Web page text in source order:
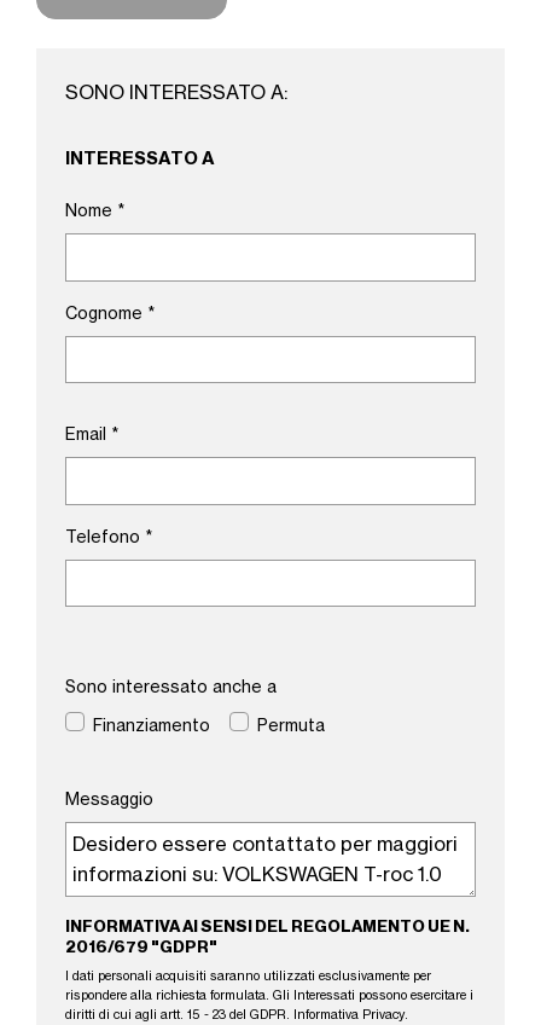
SONO INTERESSATO A:
INTERESSATO A
Nome *
Cognome *
Email *
Telefono *
Sono interessato anche a
Finanziamento
Permuta
Messaggio
INFORMATIVA AI SENSI DEL REGOLAMENTO UE N.
2016/679 "GDPR"
I dati personali acquisiti saranno utilizzati esclusivamente per
rispondere alla richiesta formulata. Gli Interessati possono esercitare i
diritti di cui agli artt. 15 - 23 del GDPR.
Informativa Privacy.